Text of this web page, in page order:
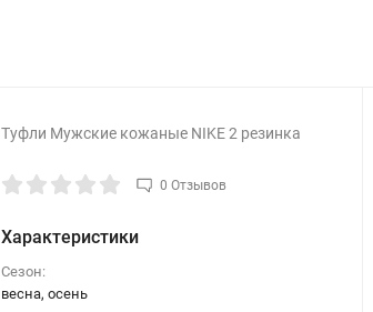
Туфли Мужские кожаные NIKE 2 резинка
0 Отзывов
Характеристики
Сезон:
весна, осень